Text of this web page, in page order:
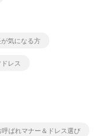
気になる方
レス
呼ばれマナー＆ドレス選び